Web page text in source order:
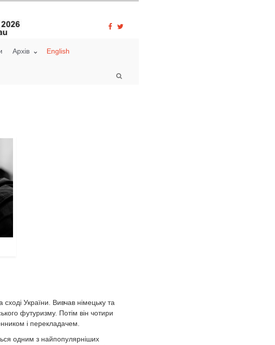
Архiв English
України. Вивчав німецьку та
футуризму. Потім він чотири
і перекладачем.
одним з найпопулярніших